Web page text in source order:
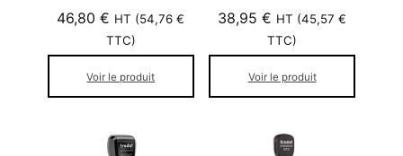
46,80€ HT (54,76€
TTC)
Voir le produit
38,95€ HT (45,57€
TTC)
Voir le produit